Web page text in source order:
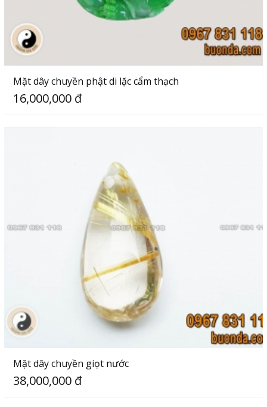
Mặt dây chuyền phật di lặc cẩm thạch
16,000,000 đ
Mặt dây chuyền giọt nước
38,000,000 đ